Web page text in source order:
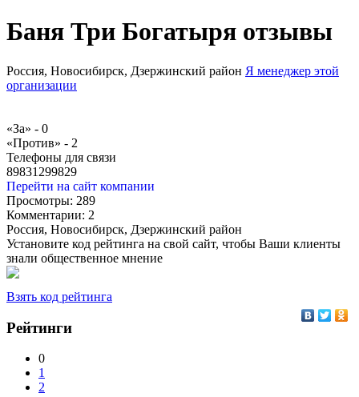
Баня Три Богатыря отзывы
Россия, Новосибирск, Дзержинский район Я менеджер этой
организации
«За» - 0
«Против» - 2
Телефоны для связи
89831299829
Перейти на сайт компании
Просмотры: 289
Комментарии: 2
Россия, Новосибирск, Дзержинский район
Установите код рейтинга на свой сайт, чтобы Ваши клиенты
знали общественное мнение
Взять код рейтинга
Рейтинги
0
1
2